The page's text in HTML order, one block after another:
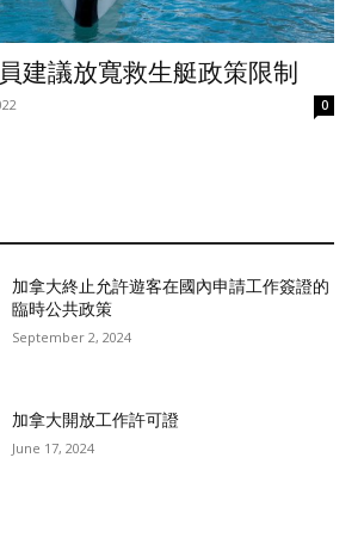
建議放寬救生艇政策限制
0
加拿大終止允許遊客在國內申請工作簽證的
臨時公共政策
September 2, 2024
加拿大開放工作許可證
June 17, 2024